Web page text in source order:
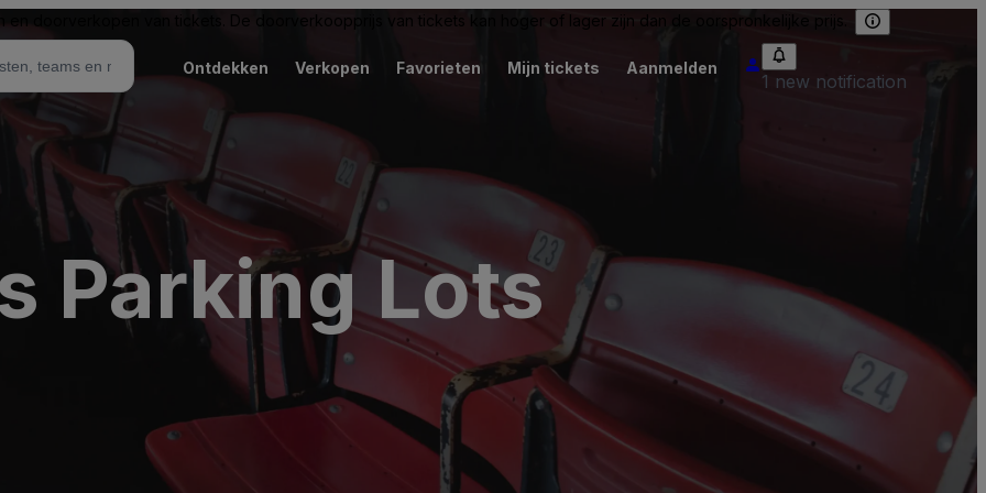
doorverkopen van tickets. De doorverkoopprijs van tickets kan hoger of lager zijn dan de oorspronkelijke prijs.
Ontdekken Verkopen Favorieten Mijn tickets Aanmelden
1 new notification
Parking Lots